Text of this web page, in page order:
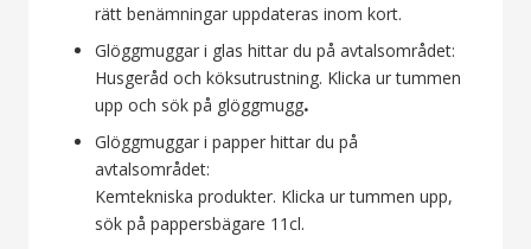
rätt benämningar uppdateras inom kort.
Glöggmuggar i glas hittar du på avtalsområdet:
Husgeråd och köksutrustning. Klicka ur tummen
upp och sök på glöggmugg.
Glöggmuggar i papper hittar du på
avtalsområdet:
Kemtekniska produkter. Klicka ur tummen upp,
sök på pappersbägare 11cl.